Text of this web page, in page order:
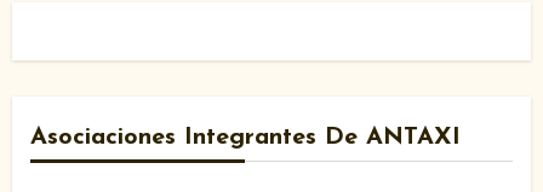
Asociaciones Integrantes De ANTAXI